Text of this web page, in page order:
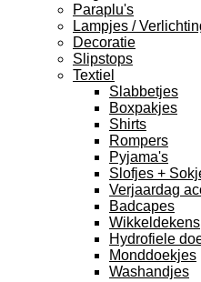
Paraplu's
Lampjes /
Decoratie
Slipstops
Textiel
Slabbetjes
Boxpakjes
Shirts
Rompers
Pyjama's
Slofjes +
Verjaardag
Badcapes
Wikkeldekens
Hydrofiele
Monddoekjes
Washandjes